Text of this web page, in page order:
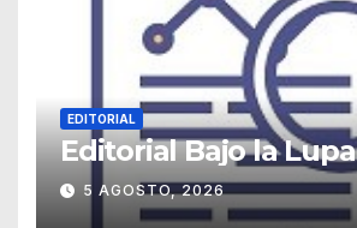
EDITORIAL
Editorial Bajo la Lupa
5 AGOSTO, 2026